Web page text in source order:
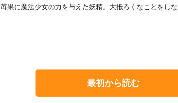
苺果に魔法少女の力を与えた妖精。大抵ろくなことをしな
最初から読む